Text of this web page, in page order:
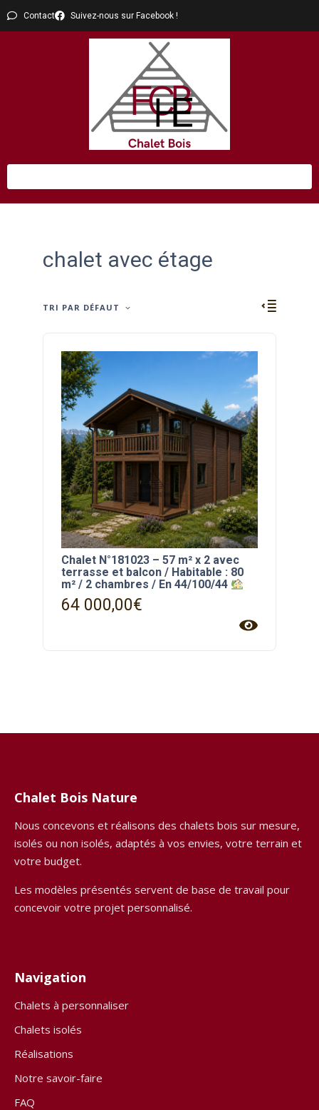
Contact Suivez-nous sur Facebook !
chalet avec étage
TRI PAR DÉFAUT
Chalet N°181023 – 57 m² x 2 avec
terrasse et balcon / Habitable : 80
m² / 2 chambres / En 44/100/44
64 000,00€
Chalet Bois Nature
Nous concevons et réalisons des chalets bois sur mesure,
isolés ou non isolés, adaptés à vos envies, votre terrain et
votre budget.
Les modèles présentés servent de base de travail pour
concevoir votre projet personnalisé.
Navigation
Chalets à personnaliser
Chalets isolés
Réalisations
Notre savoir-faire
FAQ